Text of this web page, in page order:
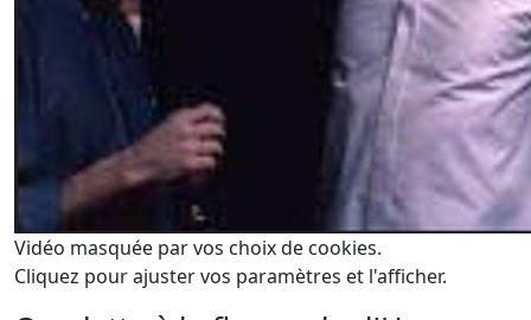
Vidéo masquée par vos choix de cookies.
Cliquez pour ajuster vos paramètres et l'afficher.